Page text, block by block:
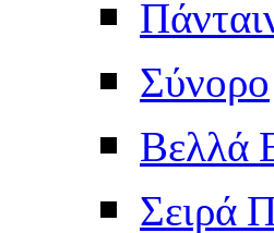
Σύνορο
Βελλά
Σειρά